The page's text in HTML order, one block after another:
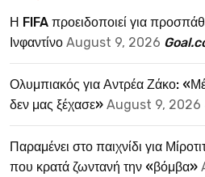
Η FIFA προειδοποιεί για
Ινφαντίνο August 9, 2026
Ολυμπιακός για Αντρέα Ζάκο:
δεν μας ξέχασε» August 9, 2026
Παραμένει στο παιχνίδι για
που κρατά ζωντανή την «βόμβα»